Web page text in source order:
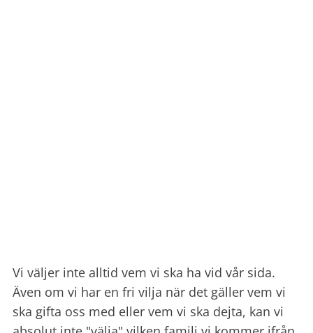
Vi väljer inte alltid vem vi ska ha vid vår sida.
Även om vi har en fri vilja när det gäller vem vi
ska gifta oss med eller vem vi ska dejta, kan vi